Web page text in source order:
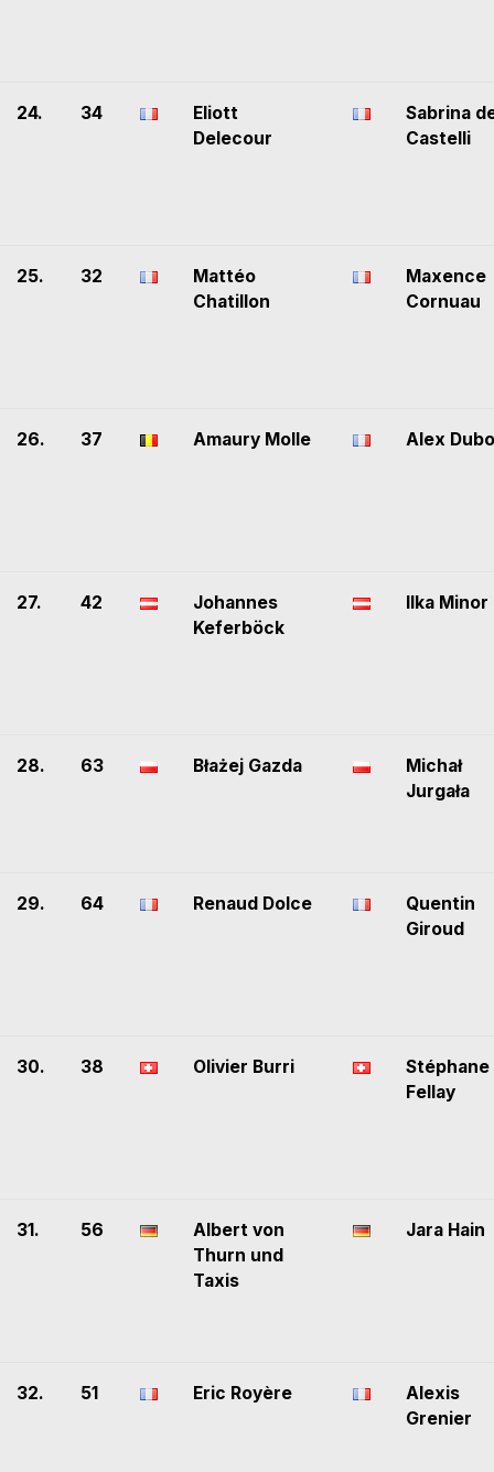
24. 34
Eliott
Delecour
Sabrina
Castelli
25. 32
Mattéo
Chatillon
Maxence
Cornuau
26. 37 Amaury Molle Alex
27. 42
Johannes
Keferböck
Ilka Minor
28. 63 Błażej Gazda
Michał
Jurgała
29. 64 Renaud Dolce
Quentin
Giroud
30. 38 Olivier Burri
Stéphane
Fellay
31. 56
Albert von
Thurn und
Taxis
Jara Hain
32. 51 Eric Royère
Alexis
Grenier